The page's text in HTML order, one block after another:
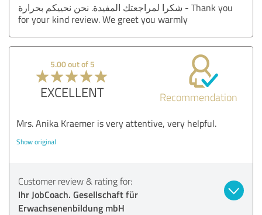
شكرا لمراجعتك المفيدة. نحن نحييكم بحرارة - Thank you
for your kind review. We greet you warmly
5.00 out of 5
EXCELLENT Recommendation
Mrs. Anika Kraemer is very attentive, very helpful.
Show original
Customer review & rating for:
Ihr JobCoach. Gesellschaft für
Erwachsenenbildung mbH